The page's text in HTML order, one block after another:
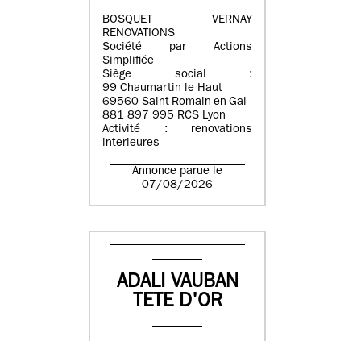
BOSQUET VERNAY
RENOVATIONS
Société par Actions
Simplifiée
Siège social :
99 Chaumartin le Haut
69560 Saint-Romain-en-Gal
881 897 995 RCS Lyon
Activité : renovations
interieures
Annonce parue le
07/08/2026
ADALI VAUBAN
TETE D'OR